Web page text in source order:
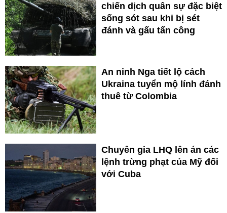
chiến dịch quân sự đặc biệt
sống sót sau khi bị sét
đánh và gấu tấn công
An ninh Nga tiết lộ cách
Ukraina tuyển mộ lính đánh
thuê từ Colombia
Chuyên gia LHQ lên án các
lệnh trừng phạt của Mỹ đối
với Cuba